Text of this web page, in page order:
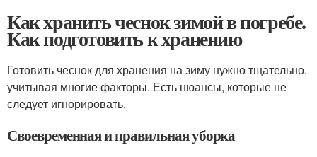
Как хранить чеснок зимой в погребе.
Как подготовить к хранению
Готовить чеснок для хранения на зиму нужно тщательно,
учитывая многие факторы. Есть нюансы, которые не
следует игнорировать.
Своевременная и правильная уборка